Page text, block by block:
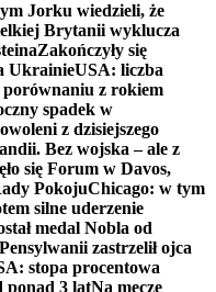
Jorku wiedzieli, że
Brytanii wyklucza
Zakończyły się
UkrainieUSA: liczba
porównaniu z rokiem
spadek w
z dzisiejszego
Bez wojska – ale z
się Forum w Davos,
PokojuChicago: w tym
silne uderzenie
medal Nobla od
zastrzelił ojca
stopa procentowa
ponad 3 latNa mecze